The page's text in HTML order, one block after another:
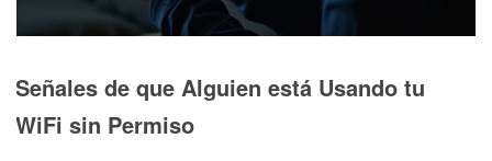
Señales de que Alguien está Usando tu
WiFi sin Permiso